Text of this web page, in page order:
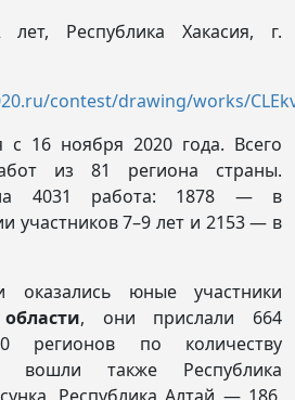
Республика Хакасия, г.
contest/drawing/works/
с 16 ноября 2020 года. Всего
из 81 региона страны.
4031 работа: 1878 — в
участников 7–9 лет и 2153 — в
оказались юные участники
, они прислали 664
регионов по количеству
вошли также Республика